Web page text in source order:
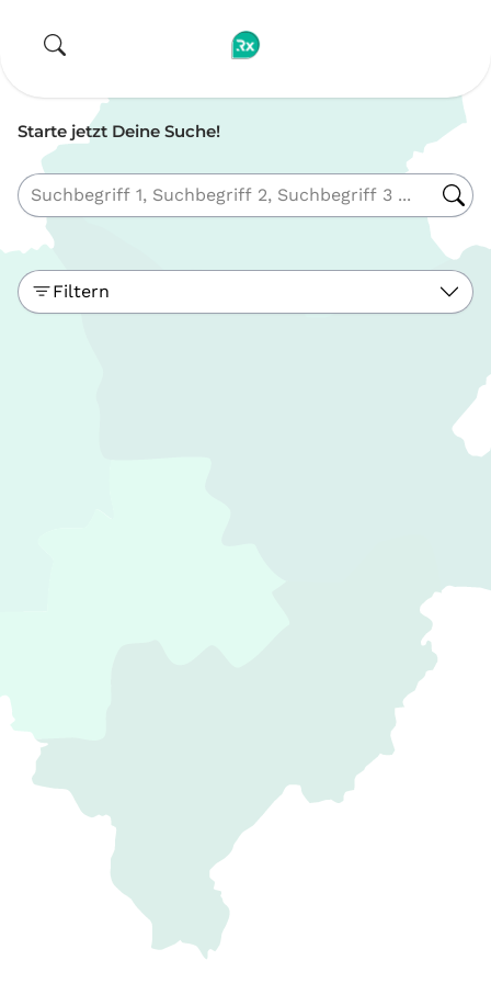
Starte jetzt Deine Suche!
Filtern